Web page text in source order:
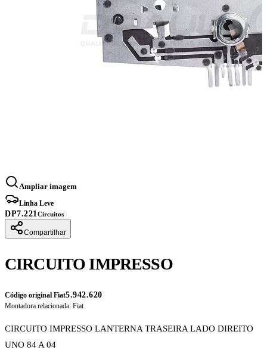
Ampliar imagem
Linha Leve
DP7.221Circuitos
Compartilhar
CIRCUITO IMPRESSO
Código original Fiat5.942.620
Montadora relacionada: Fiat
CIRCUITO IMPRESSO LANTERNA TRASEIRA LADO DIREITO
UNO 84 A 04